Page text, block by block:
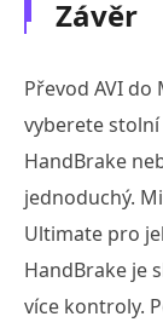
Závěr
Převod AVI do
vyberete
HandBrake
jednoduchý.
Ultimate pro
HandBrake je
více kontroly.